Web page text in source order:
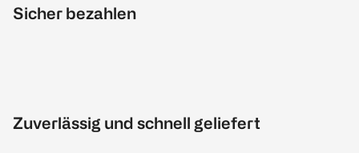
Sicher bezahlen
Zuverlässig und schnell geliefert